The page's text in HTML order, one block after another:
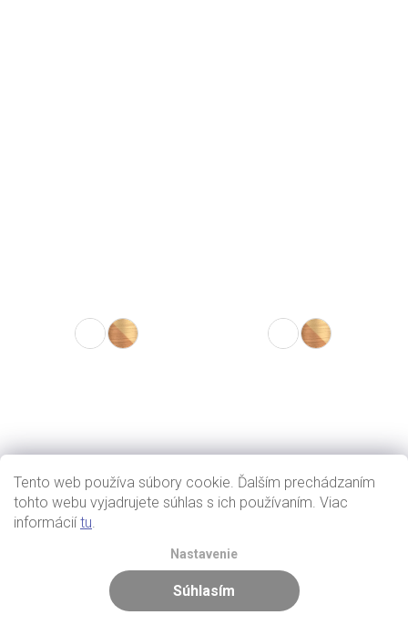
Tento web používa súbory cookie. Ďalším prechádzaním
tohto webu vyjadrujete súhlas s ich používaním. Viac
informáciítu.
Nastavenie
Súhlasím